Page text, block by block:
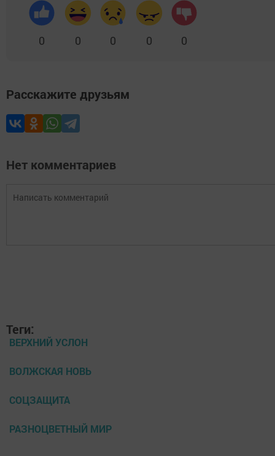
0 0 0 0 0
Расскажите друзьям
Нет комментариев
Теги:
ВЕРХНИЙ УСЛОН
ВОЛЖСКАЯ НОВЬ
СОЦЗАЩИТА
РАЗНОЦВЕТНЫЙ МИР